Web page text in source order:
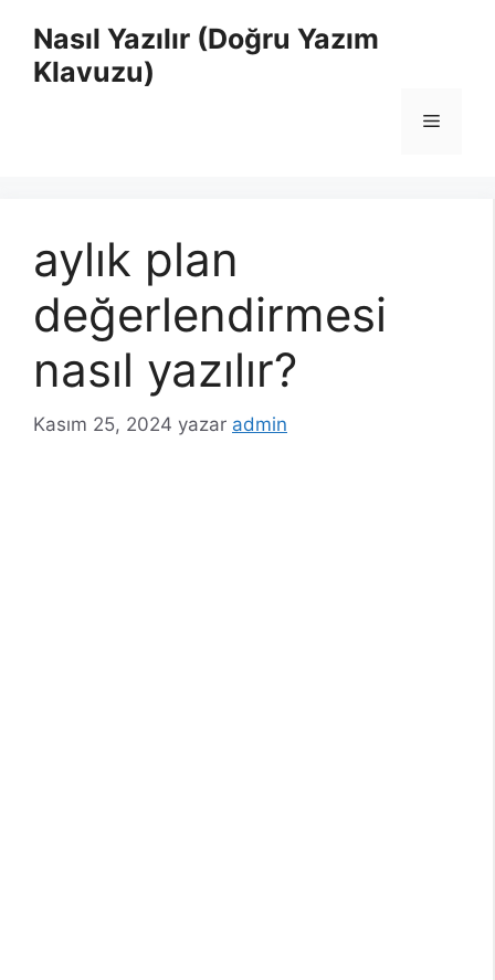
Nasıl Yazılır (Doğru Yazım
Klavuzu)
Menü
aylık plan
değerlendirmesi
nasıl yazılır?
Kasım 25, 2024 yazar admin